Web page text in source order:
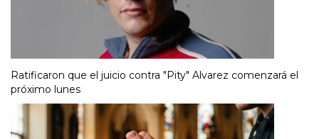
Ratificaron que el juicio contra "Pity" Alvarez comenzará el
próximo lunes